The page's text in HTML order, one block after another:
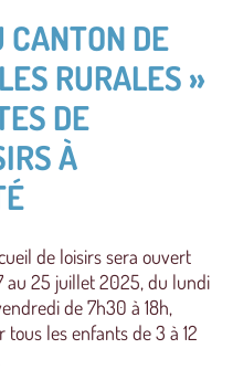
CANTON DE
RURALES »
DE
À
de loisirs sera ouvert
au 25 juillet 2025, du lundi
de 7h30 à 18h,
tous les enfants de 3 à 12